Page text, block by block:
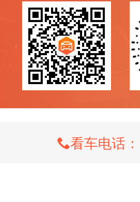
看车电话：